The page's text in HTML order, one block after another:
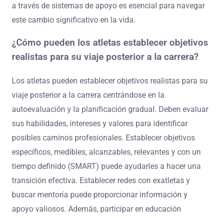
a través de sistemas de apoyo es esencial para navegar
este cambio significativo en la vida.
¿Cómo pueden los atletas establecer objetivos
realistas para su viaje posterior a la carrera?
Los atletas pueden establecer objetivos realistas para su
viaje posterior a la carrera centrándose en la
autoevaluación y la planificación gradual. Deben evaluar
sus habilidades, intereses y valores para identificar
posibles caminos profesionales. Establecer objetivos
específicos, medibles, alcanzables, relevantes y con un
tiempo definido (SMART) puede ayudarles a hacer una
transición efectiva. Establecer redes con exatletas y
buscar mentoría puede proporcionar información y
apoyo valiosos. Además, participar en educación